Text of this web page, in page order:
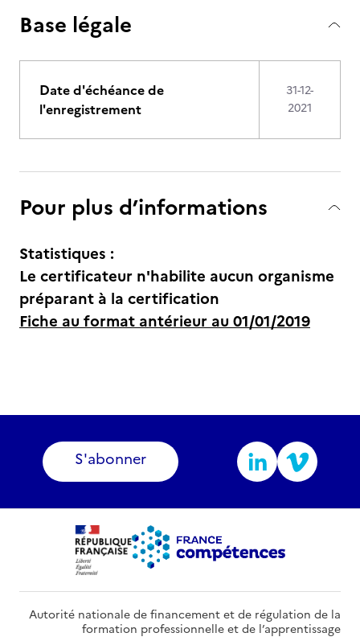
Base légale
Date d'échéance de
l'enregistrement
31-12-
2021
Pour plus d’informations
Statistiques :
Le certificateur n'habilite aucun organisme
préparant à la certification
Fiche au format antérieur au 01/01/2019
S'abonner
Autorité nationale de financement et de régulation de la
formation professionnelle et de l’apprentissage